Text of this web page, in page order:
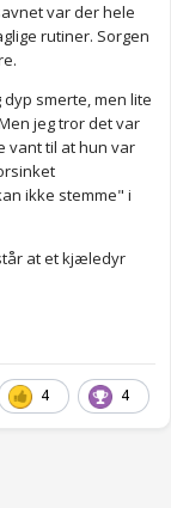
var der hele
rutiner. Sorgen
smerte, men lite
jeg tror det var
vant til at hun var
ikke stemme" i
at et kjæledyr
4 4